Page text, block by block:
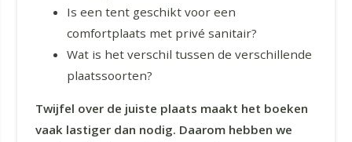
Is een tent geschikt voor een
comfortplaats met privé sanitair?
Wat is het verschil tussen de verschillende
plaatssoorten?
Twijfel over de juiste plaats maakt het boeken
vaak lastiger dan nodig. Daarom hebben we